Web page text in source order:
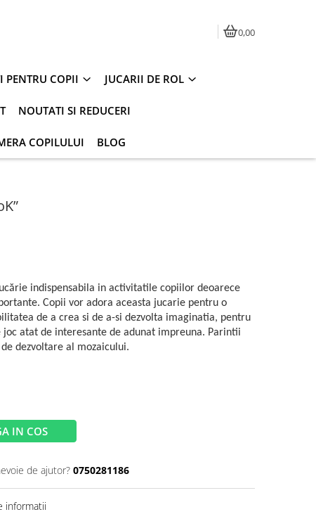
0,00
PENTRU COPII JUCARII DE ROL
NOUTATI SI REDUCERI
COPILULUI BLOG
indispensabila in activitatile copiilor deoarece
Copii vor adora aceasta jucarie pentru o
de a crea si de a-si dezvolta imaginatia, pentru
atat de interesante de adunat impreuna. Parintii
dezvoltare al mozaicului.
IN COS
de ajutor? 0750281186
informatii